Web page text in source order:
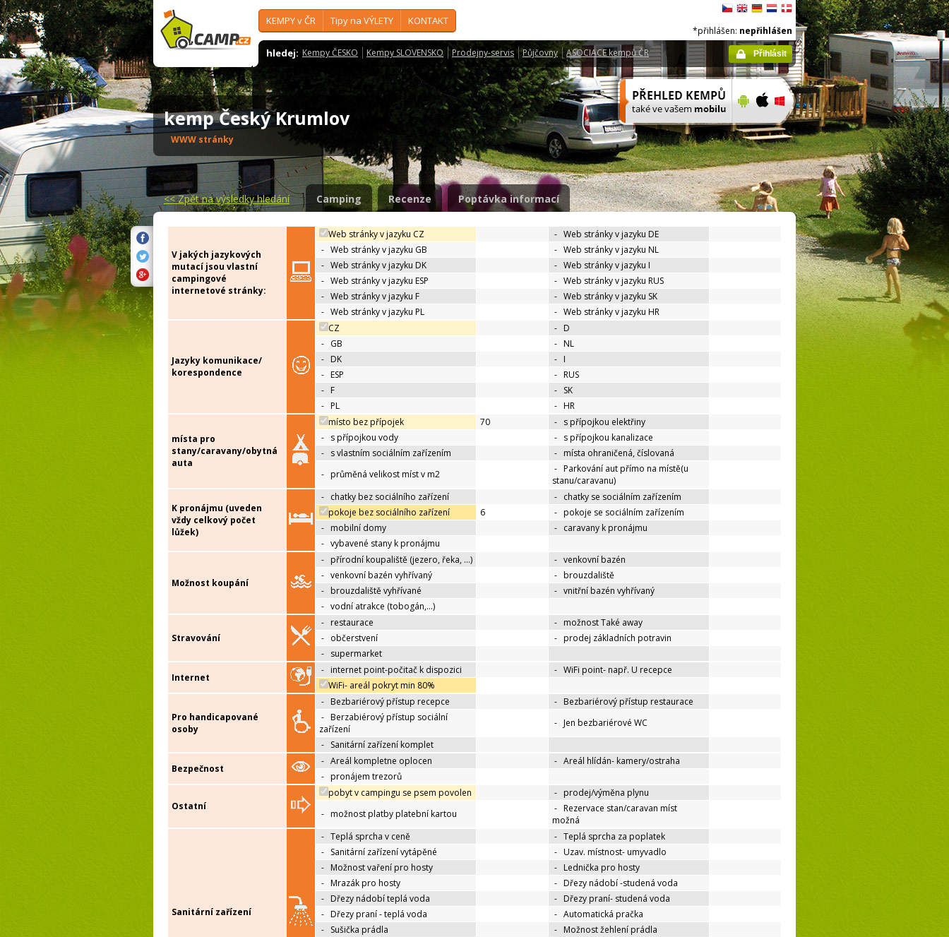
KEMPY v ČR Tipy na VÝLETY KONTAKT
hledej: Kempy ČESKO Kempy SLOVENSKO Prodejny-servis Půjčovny ASOCIACE kempů ČR
*přihlášen: nepřihlášen
Přihlásit
kemp Český Krumlov
WWW stránky
<<Zpět na výsledky hledání Camping Recenze Poptávka informací
V jakých jazykových
mutací jsou vlastní
campingové
internetové stránky:
Web stránky v jazyku CZ - Web stránky v jazyku DE
- Web stránky v jazyku GB - Web stránky v jazyku NL
- Web stránky v jazyku DK - Web stránky v jazyku I
- Web stránky v jazyku ESP - Web stránky v jazyku RUS
- Web stránky v jazyku F - Web stránky v jazyku SK
- Web stránky v jazyku PL - Web stránky v jazyku HR
Jazyky komunikace/
korespondence
CZ - D
- GB - NL
- DK - I
- ESP - RUS
- F - SK
- PL - HR
místa pro
stany/caravany/obytná
auta
místo bez přípojek 70 - s přípojkou elektřiny
- s přípojkou vody - s přípojkou kanalizace
- s vlastním sociálním zařízením - místa ohraničená, číslovaná
- průměná velikost míst v m2 - Parkování aut přímo na místě(u
stanu/caravanu)
K pronájmu (uveden
vždy celkový počet
lůžek)
- chatky bez sociálního zařízení - chatky se sociálním zařízením
pokoje bez sociálního zařízení
6 - pokoje se sociálním zařízením
- mobilní domy - caravany k pronájmu
- vybavené stany k pronájmu
Možnost koupání
- přírodní koupaliště (jezero, řeka, …) - venkovní bazén
- venkovní bazén vyhřívaný - brouzdaliště
- brouzdaliště vyhřívané - vnitřní bazén vyhřívaný
- vodní atrakce (tobogán,…)
Stravování
- restaurace - možnost Také away
- občerstvení - prodej základních potravin
- supermarket
Internet
- internet point-počitač k dispozici - WiFi point- např. U recepce
WiFi- areál pokryt min 80%
Pro handicapované
osoby
- Bezbariérový přístup recepce - Bezbariérový přístup restaurace
- Berzabiérový přístup sociální
zařízení
- Jen bezbariérové WC
- Sanitární zařízení komplet
Bezpečnost
- Areál kompletne oplocen - Areál hlídán- kamery/ostraha
- pronájem trezorů
Ostatní
pobyt v campingu se psem povolen - prodej/výměna plynu
- možnost platby platební kartou - Rezervace stan/caravan míst
možná
Sanitární zařízení
- Teplá sprcha v ceně - Teplá sprcha za poplatek
- Sanitární zařízení vytápěné - Uzav. místnost- umyvadlo
- Možnost vaření pro hosty - Lednička pro hosty
- Mrazák pro hosty - Dřezy nádobí -studená voda
- Dřezy nádobí teplá voda - Dřezy praní- studená voda
- Dřezy praní - teplá voda - Automatická pračka
- Sušička prádla - Možnost žehlení prádla